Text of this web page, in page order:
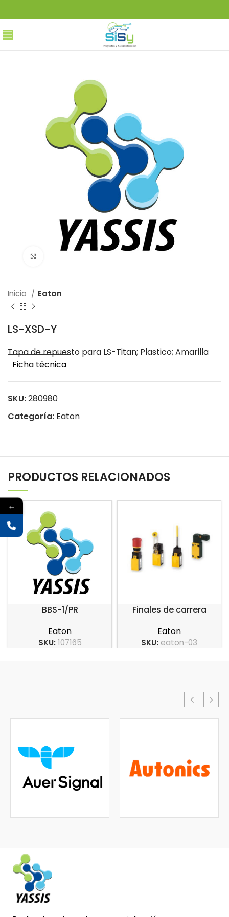
Inicio Eaton
LS-XSD-Y
Tapa de repuesto para LS-Titan; Plastico; Amarilla
Ficha técnica
SKU:280980
Categoría: Eaton
PRODUCTOS RELACIONADOS
BBS-1/PR
Eaton
SKU:107165
Finales de carrera
serie LS-Titan
Eaton
SKU: eaton-03
←